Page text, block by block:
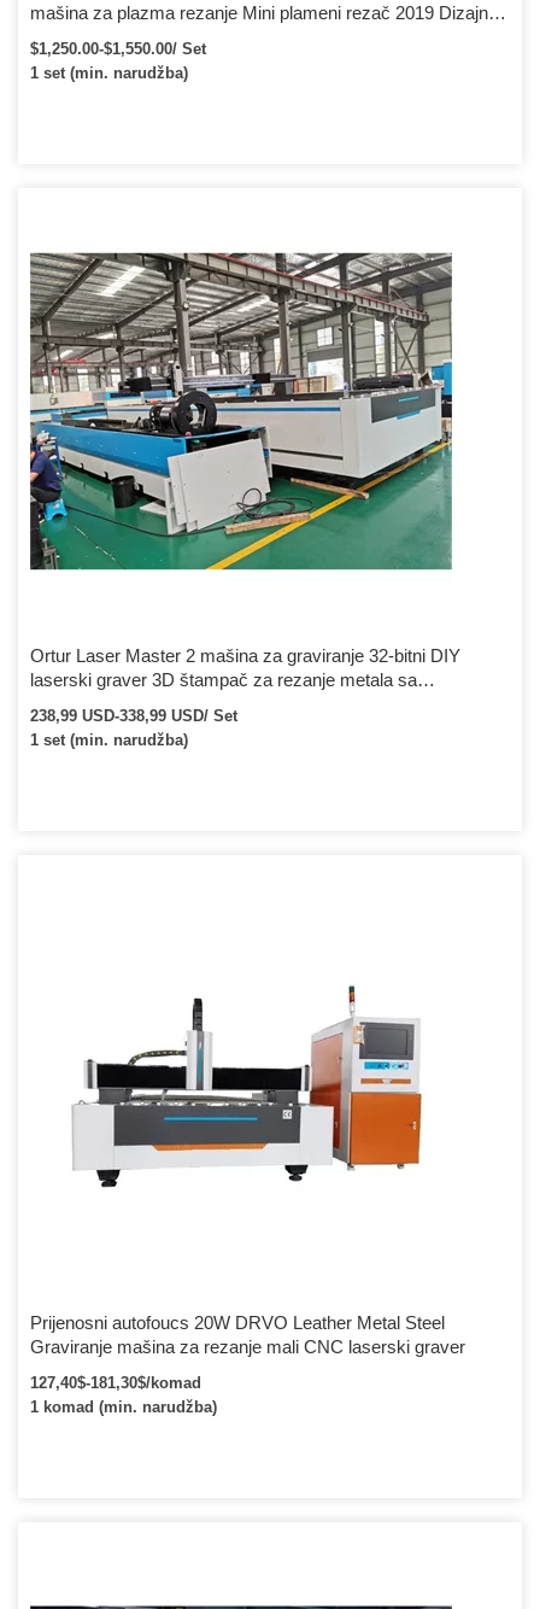
mašina za plazma rezanje Mini plameni rezač 2019 Dizajn
Kina Huawei
$1,250.00-$1,550.00/ Set
1 set (min. narudžba)
Ortur Laser Master 2 mašina za graviranje 32-bitni DIY
laserski graver 3D štampač za rezanje metala sa
238,99 USD-338,99 USD/ Set
1 set (min. narudžba)
Prijenosni autofoucs 20W DRVO Leather Metal Steel
Graviranje mašina za rezanje mali CNC laserski graver
127,40$-181,30$/komad
1 komad (min. narudžba)